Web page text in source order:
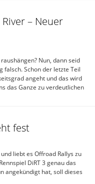
– Neuer
Nun, dann seid
falsch. Schon der letzte Teil
angeht und das wird
das Ganze zu verdeutlichen
fest
liebt es Offroad Rallys zu
DiRT 3 genau das
angekündigt hat, soll dieses